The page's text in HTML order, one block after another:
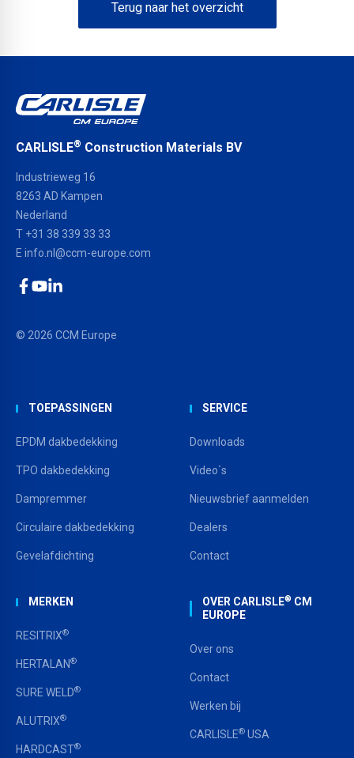
Terug naar het overzicht
CARLISLE® Construction Materials BV
Industrieweg 16
8263 AD Kampen
Nederland
T +31 38 339 33 33
E info.nl@ccm-europe.com
© 2026 CCM Europe
TOEPASSINGEN
EPDM dakbedekking
TPO dakbedekking
Dampremmer
Circulaire dakbedekking
Gevelafdichting
SERVICE
Downloads
Video`s
Nieuwsbrief aanmelden
Dealers
Contact
MERKEN
RESITRIX®
HERTALAN®
SURE WELD®
ALUTRIX®
HARDCAST®
OVER CARLISLE® CM
EUROPE
Over ons
Contact
Werken bij
CARLISLE® USA